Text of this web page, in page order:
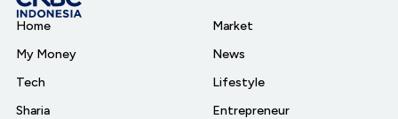
Home
My Money
Tech
Sharia
Market
News
Lifestyle
Entrepreneur